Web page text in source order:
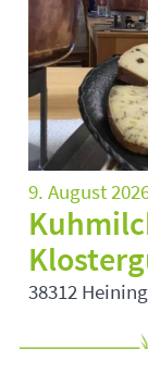
9. August
38312